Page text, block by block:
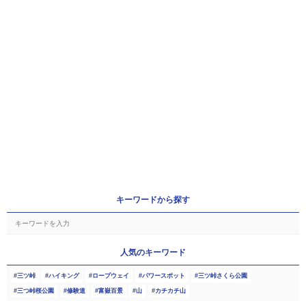
キーワードから探す
人気のキーワード
三ツ峠 ハイキング ロープウェイ パワースポット 三ツ峠さくら公園
三つ峠桜公園 修験道 富嶽百景 山 カチカチ山